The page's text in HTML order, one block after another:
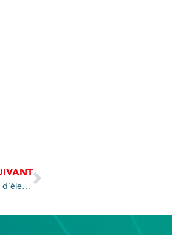
Contrôle et audit : le Syane veille à la qualité du service public de distribution d’électricité